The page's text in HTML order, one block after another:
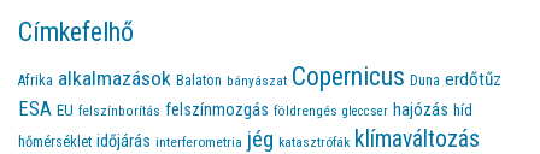
Címkefelhő
Afrika alkalmazások Balaton bányászat Copernicus Duna erdőtűz
ESA EU felszínborítás felszínmozgás földrengés gleccser hajózás híd
hőmérséklet időjárás interferometria jég katasztrófák klímaváltozás